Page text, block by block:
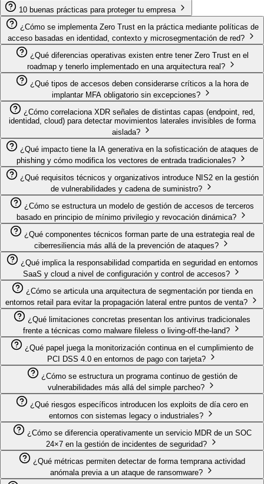
10 buenas prácticas para proteger tu empresa
¿Cómo se implementa Zero Trust en la práctica mediante políticas de
acceso basadas en identidad, contexto y microsegmentación de red?
¿Qué diferencias operativas existen entre tener Zero Trust en el
roadmap y tenerlo implementado en una arquitectura real?
¿Qué tipos de accesos deben considerarse críticos a la hora de
implantar MFA obligatorio sin excepciones?
¿Cómo correlaciona XDR señales de distintas capas (endpoint, red,
identidad, cloud) para detectar movimientos laterales invisibles de forma
aislada?
¿Qué impacto tiene la IA generativa en la sofisticación de ataques de
phishing y cómo modifica los vectores de entrada tradicionales?
¿Qué requisitos técnicos y organizativos introduce NIS2 en la gestión
de vulnerabilidades y cadena de suministro?
¿Cómo se estructura un modelo de gestión de accesos de terceros
basado en principio de mínimo privilegio y revocación dinámica?
¿Qué componentes técnicos forman parte de una estrategia real de
ciberresiliencia más allá de la prevención de ataques?
¿Qué implica la responsabilidad compartida en seguridad en entornos
SaaS y cloud a nivel de configuración y control de accesos?
¿Cómo se articula una arquitectura de segmentación por tienda en
entornos retail para evitar la propagación lateral entre puntos de venta?
¿Qué limitaciones concretas presentan los antivirus tradicionales
frente a técnicas como malware fileless o living-off-the-land?
¿Qué papel juega la monitorización continua en el cumplimiento de
PCI DSS 4.0 en entornos de pago con tarjeta?
¿Cómo se estructura un programa continuo de gestión de
vulnerabilidades más allá del simple parcheo?
¿Qué riesgos específicos introducen los exploits de día cero en
entornos con sistemas legacy o industriales?
¿Cómo se diferencia operativamente un servicio MDR de un SOC
24×7 en la gestión de incidentes de seguridad?
¿Qué métricas permiten detectar de forma temprana actividad
anómala previa a un ataque de ransomware?